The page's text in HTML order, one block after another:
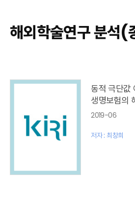
보험금융연구
KIRI 리포트
글로벌 이슈
해외학술연구 분석(종간)
금융보험해설(종간)
국내금융뉴스(종간)
KIRI 고령화리뷰
해외학술연구 분석(
동적 극단값
생명보험의
2019-06
저자 : 최창희